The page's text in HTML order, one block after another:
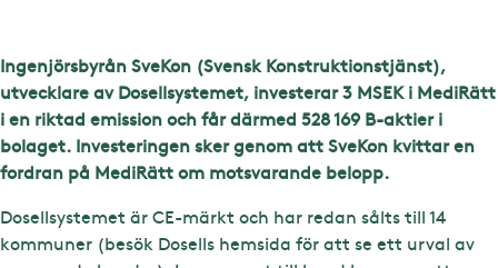
Ingenjörsbyrån SveKon (Svensk Konstruktionstjänst),
utvecklare av Dosellsystemet, investerar 3 MSEK i MediRätt
i en riktad emission och får därmed 528 169 B-aktier i
bolaget. Investeringen sker genom att SveKon kvittar en
fordran på MediRätt om motsvarande belopp.
Dosellsystemet är CE-märkt och har redan sålts till 14
kommuner (besök Dosells hemsida för att se ett urval av